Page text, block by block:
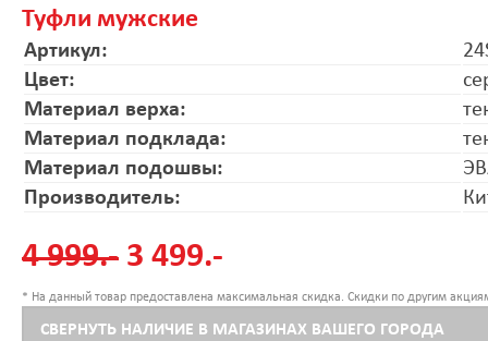
Туфли мужские
Артикул:
Цвет:
Материал верха:
Материал подклада:
Материал подошвы:
Производитель:
4 999.- 3 499.-
* На данный товар предоставлена максимальная скидка. Скидки по другим
СВЕРНУТЬ НАЛИЧИЕ В МАГАЗИНАХ ВАШЕГО ГОРОДА